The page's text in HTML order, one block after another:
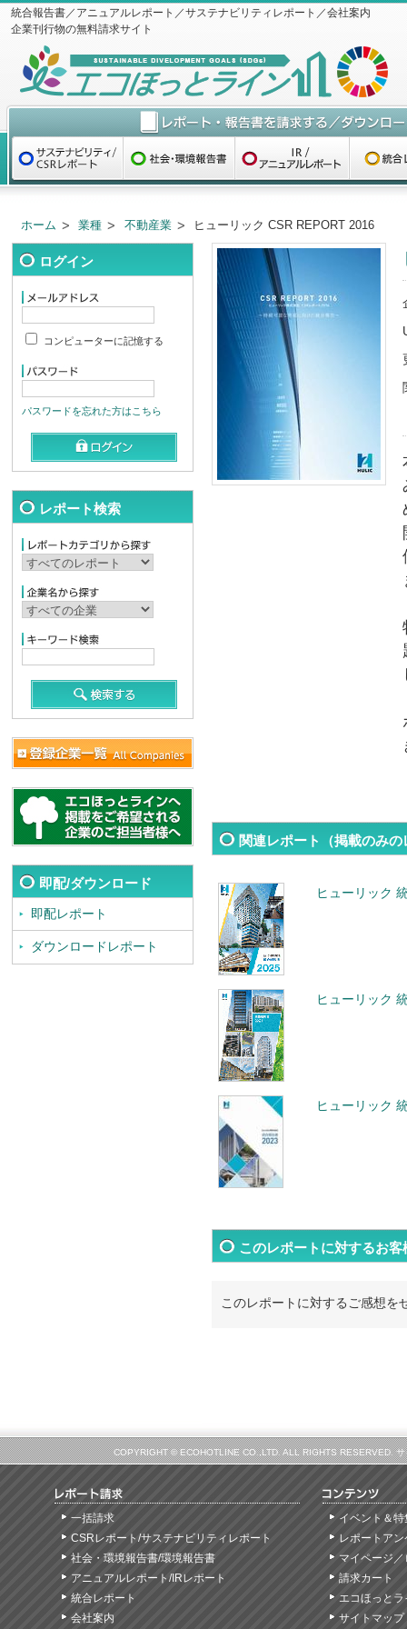
統合報告書／アニュアルレポート／サステナビリティレポート／会社案内
企業刊行物の無料請求サイト
ホーム 業種 不動産業 ヒューリック CSR REPORT 2016
ログイン
コンピューターに記憶する
パスワードを忘れた方はこちら
レポート検索
即配/ダウンロード
即配レポート
ダウンロードレポート
関連レポート（掲載のみ
ヒューリック
ヒューリック
ヒューリック
このレポートに対するお客
このレポートに対するご感想を
COPYRIGHT © ECOHOTLINE CO.,LTD. ALL RIGHTS RESERVED.
一括請求
CSRレポート/サステナビリティレポート
社会・環境報告書/環境報告書
アニュアルレポート/IRレポート
統合レポート
会社案内
イベント＆特
レポートア
マイページ
請求カート
エコほっと
サイトマップ